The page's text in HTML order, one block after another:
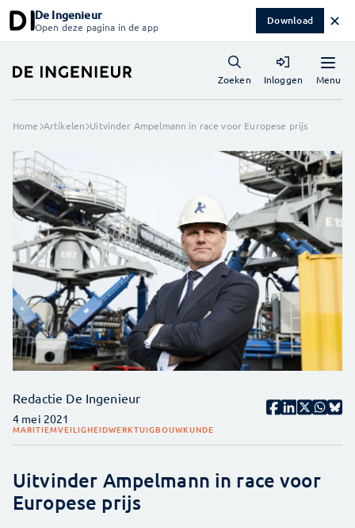
De Ingenieur
Open deze pagina in de app Download ✕
Menu
Zoeken Inloggen
Home Artikelen Uitvinder Ampelmann in race voor Europese prijs
Redactie De Ingenieur
4 mei 2021
MARITIEMVEILIGHEIDWERKTUIGBOUWKUNDE
Uitvinder Ampelmann in race voor
Europese prijs